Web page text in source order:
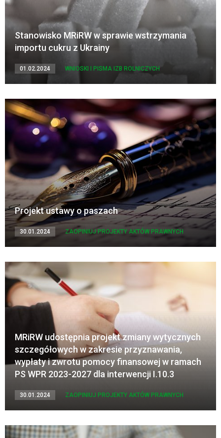
Stanowisko MRiRW w sprawie wstrzymania
importu cukru z Ukrainy
01.02.2024 WNIOSKI I PISMA IZB ROLNICZYCH
Projekt ustawy o paszach
30.01.2024 ZAOPINIUJ PROJEKTY AKTÓW PRAWNYCH
MRiRW udostępnia projekt zmiany wytycznych
szczegółowych w zakresie przyznawania,
wypłaty i zwrotu pomocy finansowej w ramach
PS WPR 2023-2027 dla interwencji I.10.3
30.01.2024 ZAOPINIUJ PROJEKTY AKTÓW PRAWNYCH